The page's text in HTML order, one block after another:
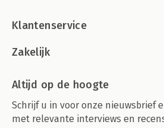
Klantenservice
Zakelijk
Altijd op de hoogte
Schrijf u in voor onze nieuwsbrief
met relevante interviews en